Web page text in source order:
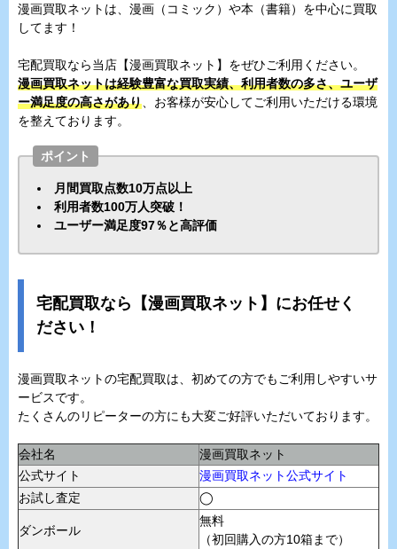
漫画買取ネットは、漫画（コミック）や本（書籍）を中心に買取
してます！
宅配買取なら当店【漫画買取ネット】をぜひご利用ください。
漫画買取ネットは経験豊富な買取実績、利用者数の多さ、ユーザ
ー満足度の高さがあり 、お客様が安心してご利用いただける環境
を整えております。
ポイント
月間買取点数10万点以上
利用者数100万人突破！
ユーザー満足度97％と高評価
宅配買取なら【漫画買取ネット】にお任せく
ださい！
漫画買取ネットの宅配買取は、初めての方でもご利用しやすいサ
ービスです。
たくさんのリピーターの方にも大変ご好評いただいております。
会社名
漫画買取ネット
公式サイト
漫画買取ネット公式サイト
お試し査定
◯
ダンボール
無料
（初回購入の方10箱まで）